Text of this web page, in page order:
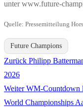
unter www.future-
Quelle: Pressemitteilung
Future Champions
Zurück Vorheriger
Philipp
2026
Weiter Nächster
Beitrag:
WM-Countdown
World Championships